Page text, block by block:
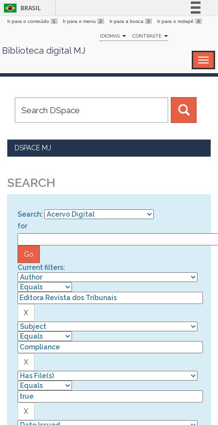
Skip
BRASIL
Simplifique!
Comunica BR
Canais
Ir para o conteúdo 1 Ir para o menu 2 Ir para a busca 3 Ir para o rodapé 4
IDIOMAS CONTRASTE
Biblioteca digital MJ
DSPACE MJ
SEARCH
Search:
for
Current filters: